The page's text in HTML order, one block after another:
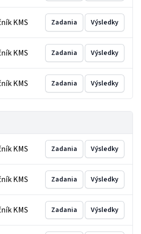
KMS Zadania Výsledky
KMS Zadania Výsledky
KMS Zadania Výsledky
KMS Zadania Výsledky
KMS Zadania Výsledky
KMS Zadania Výsledky